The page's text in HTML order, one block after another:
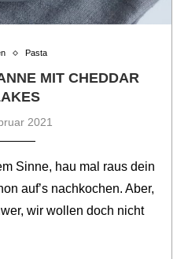
Pasta
MIT CHEDDAR
2021
Sinne, hau mal raus dein
auf’s nachkochen. Aber,
wir wollen doch nicht